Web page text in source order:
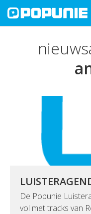
De Popunie
vol met tracks van